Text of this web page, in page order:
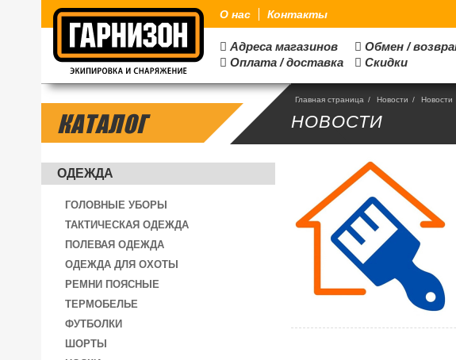
О нас Контакты
 Адреса магазинов  Обмен /
 Оплата / доставка  Скидки
КАТАЛОГ
ОДЕЖДА
ГОЛОВНЫЕ УБОРЫ
ТАКТИЧЕСКАЯ ОДЕЖДА
ПОЛЕВАЯ ОДЕЖДА
ОДЕЖДА ДЛЯ ОХОТЫ
РЕМНИ ПОЯСНЫЕ
ТЕРМОБЕЛЬЕ
ФУТБОЛКИ
ШОРТЫ
Главная страница / Hовости / Новости
НОВОСТИ